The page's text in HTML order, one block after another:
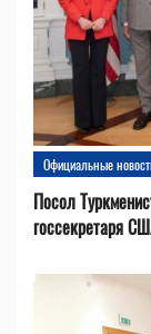
Официальные
Посол
госсекретаря